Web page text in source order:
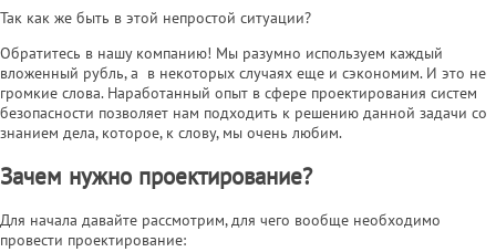
Так как же быть в этой непростой ситуации?
Обратитесь в нашу компанию! Мы разумно используем каждый
вложенный рубль, а в некоторых случаях еще и сэкономим. И это не
громкие слова. Наработанный опыт в сфере проектирования систем
безопасности позволяет нам подходить к решению данной задачи со
знанием дела, которое, к слову, мы очень любим.
Зачем нужно проектирование?
Для начала давайте рассмотрим, для чего вообще необходимо
провести проектирование: